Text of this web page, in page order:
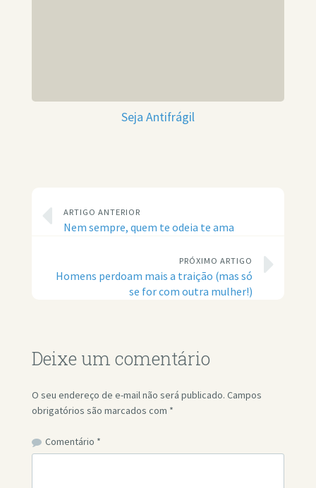
Seja Antifrágil
ARTIGO ANTERIOR
Nem sempre, quem te odeia te ama
PRÓXIMO ARTIGO
Homens perdoam mais a traição (mas só
se for com outra mulher!)
Deixe um comentário
O seu endereço de e-mail não será publicado. Campos
obrigatórios são marcados com *
Comentário *